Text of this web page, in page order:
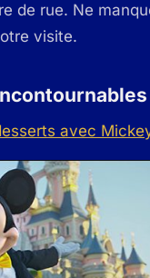
de rue. Ne
visite.